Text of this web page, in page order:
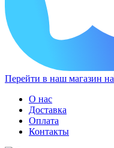
Перейти в наш магазин на
О нас
Доставка
Оплата
Контакты